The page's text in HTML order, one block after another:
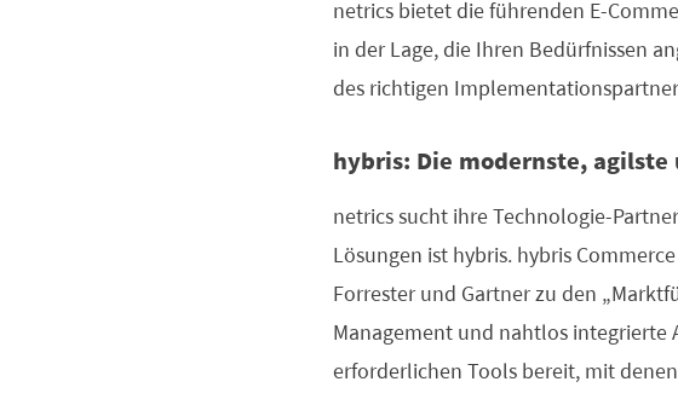
netrics bietet die führenden E-
in der Lage, die Ihren Bedürfnissen
des richtigen
hybris: Die modernste,
netrics sucht ihre Technologie-
Lösungen ist hybris. hybris
Forrester und Gartner zu den
Management und nahtlos integrierte
erforderlichen Tools bereit, mit